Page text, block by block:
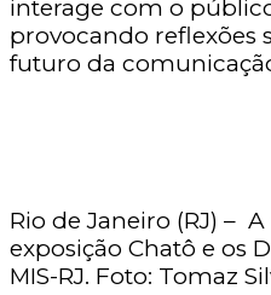
interage com o
provocando reflexões
futuro da
Rio de Janeiro (RJ) –
exposição Chatô e os
MIS-RJ. Foto: Tomaz